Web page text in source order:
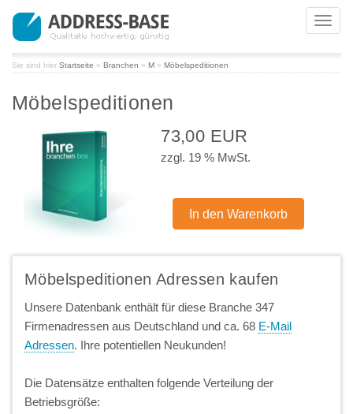
Sie sind hier Startseite » Branchen » M » Möbelspeditionen
Möbelspeditionen
73,00 EUR
zzgl. 19 % MwSt.
Möbelspeditionen Adressen kaufen
Unsere Datenbank enthält für diese Branche 347
Firmenadressen aus Deutschland und ca. 68 E-Mail
Adressen. Ihre potentiellen Neukunden!
Die Datensätze enthalten folgende Verteilung der
Betriebsgröße: